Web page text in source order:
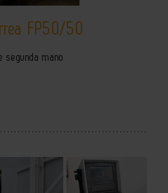
FP50/50
segunda mano